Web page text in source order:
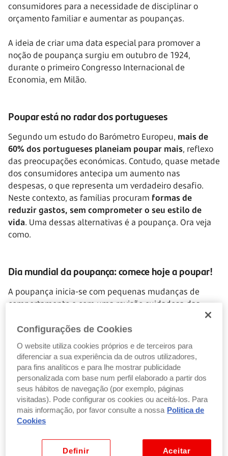
consumidores para a necessidade de disciplinar o
orçamento familiar e aumentar as poupanças.
A ideia de criar uma data especial para promover a
noção de poupança surgiu em outubro de 1924,
durante o primeiro Congresso Internacional de
Economia, em Milão.
Poupar está no radar dos portugueses
Segundo um estudo do Barómetro Europeu, mais de
60% dos portugueses planeiam poupar mais, reflexo
das preocupações económicas. Contudo, quase metade
dos consumidores antecipa um aumento nas
despesas, o que representa um verdadeiro desafio.
Neste contexto, as famílias procuram formas de
reduzir gastos, sem comprometer o seu estilo de
vida. Uma dessas alternativas é a poupança. Ora veja
como.
Dia mundial da poupança: comece hoje a poupar!
A poupança inicia-se com pequenas mudanças de
comportamento e com uma revisão cuidadosa das
despesas. Se quer aproveitar este dia para iniciar a sua
jornada da poupança, deixamos-lhe algumas dicas.
Revisão das despesas mensais
As palavras de ordem aqui são: planear e gerir
primeiro passo para poupar é conhecer a sua realidade
financeira e estar consciente das despesas mensais.
Faça umorçamento detalhado
para facilitar esta análise). Reveja as despesas
Configurações de Cookies
O website utiliza cookies próprios e de terceiros para
diferenciar a sua experiência da de outros utilizadores,
para fins analíticos e para lhe mostrar publicidade
personalizada com base num perfil elaborado a partir dos
seus hábitos de navegação (por exemplo, páginas
visitadas). Pode configurar os cookies ou aceitá-los. Para
mais informação, por favor consulte a nossa Politica de
Cookies
Aceitar
Definir